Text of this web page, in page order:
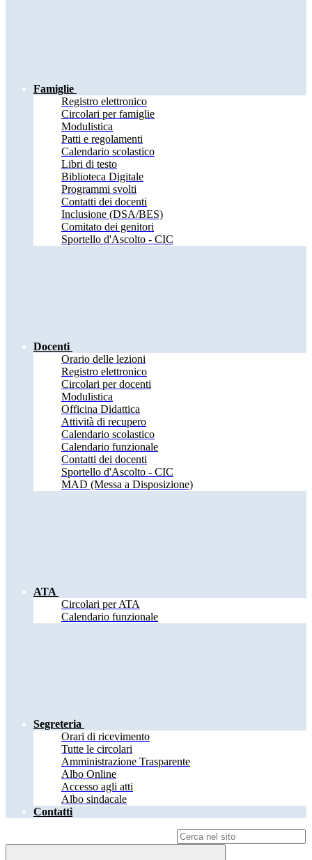
Famiglie
Registro elettronico
Circolari per famiglie
Modulistica
Patti e regolamenti
Calendario scolastico
Libri di testo
Biblioteca Digitale
Programmi svolti
Contatti dei docenti
Inclusione (DSA/BES)
Comitato dei genitori
Sportello d'Ascolto - CIC
Docenti
Orario delle lezioni
Registro elettronico
Circolari per docenti
Modulistica
Officina Didattica
Attività di recupero
Calendario scolastico
Calendario funzionale
Contatti dei docenti
Sportello d'Ascolto - CIC
MAD (Messa a Disposizione)
ATA
Circolari per ATA
Calendario funzionale
Segreteria
Orari di ricevimento
Tutte le circolari
Amministrazione Trasparente
Albo Online
Accesso agli atti
Albo sindacale
Contatti